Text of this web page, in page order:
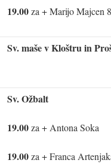
19.00za + Marijo Majcen
Sv. maše v Kloštru in
Sv. Ožbalt
19.00za + Antona Soka
19.00za + Franca